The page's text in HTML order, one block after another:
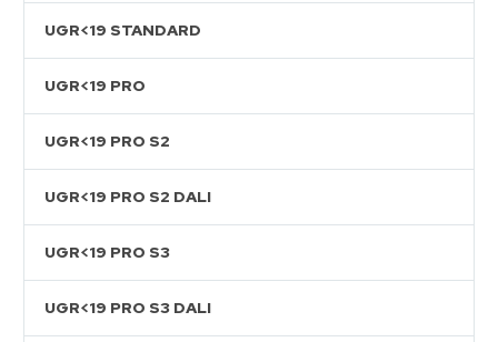
UGR<19 STANDARD
UGR<19 PRO
UGR<19 PRO S2
UGR<19 PRO S2 DALI
UGR<19 PRO S3
UGR<19 PRO S3 DALI